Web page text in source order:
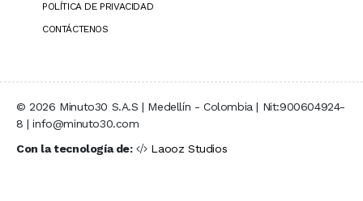
POLÍTICA DE PRIVACIDAD
CONTÁCTENOS
© 2026 Minuto30 S.A.S | Medellín - Colombia | Nit:900604924-
8 | info@minuto30.com
Con la tecnología de:
Laooz Studios